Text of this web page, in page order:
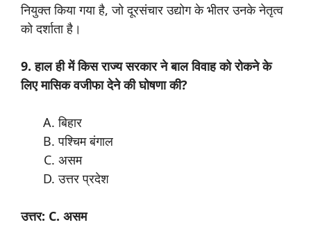
नियुक्त किया गया है, जो दूरसंचार उद्योग के भीतर उनके नेतृत्व
को दर्शाता है।
9. हाल ही में किस राज्य सरकार ने बाल विवाह को रोकने के
लिए मासिक वजीफा देने की घोषणा की?
बिहार
पश्चिम बंगाल
असम
उत्तर प्रदेश
उत्तर: C. असम